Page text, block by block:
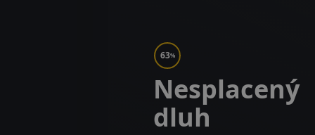
63%
Nesplacený
dluh